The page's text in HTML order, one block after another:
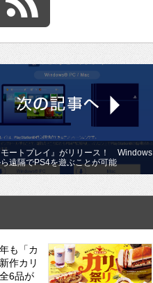
モートプレイ』がリリース！ Windows
遠隔でPS4を遊ぶことが可能
も「カ
作カリ
6品が